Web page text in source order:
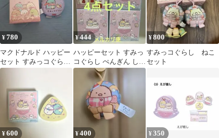
¥780
マクドナルド ハッピー
セット すみっコぐらし
マスコット
¥444
ハッピーセット すみっ
コぐらし ぺんぎん しろ
くま とかげ 箱推し 4点
セット
¥800
すみっコぐらし ねこ
セット
¥600 ¥400 ¥350